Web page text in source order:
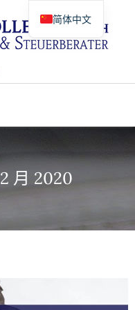
月 2020
简体中文
Deutsch
Русский